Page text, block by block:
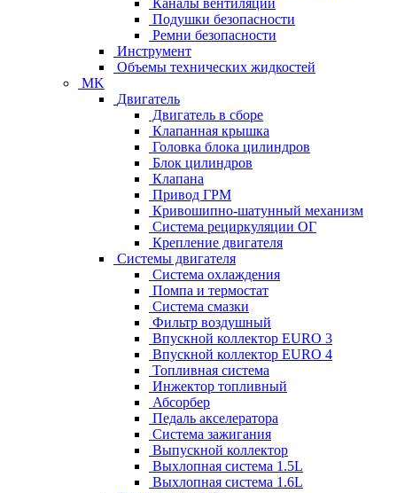
Каналы вентиляции
Подушки безопасности
Ремни безопасности
Инструмент
Объемы технических жидкостей
MK
Двигатель
Двигатель в сборе
Клапанная крышка
Головка блока цилиндров
Блок цилиндров
Клапана
Привод ГРМ
Кривошипно-шатунный механизм
Система рециркуляции ОГ
Крепление двигателя
Системы двигателя
Система охлаждения
Помпа и термостат
Система смазки
Фильтр воздушный
Впускной коллектор EURO 3
Впускной коллектор EURO 4
Топливная система
Инжектор топливный
Абсорбер
Педаль акселератора
Система зажигания
Выпускной коллектор
Выхлопная система 1.5L
Выхлопная система 1.6L